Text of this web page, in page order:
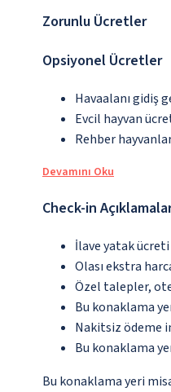
Zorunlu Ücretler
Opsiyonel Ücretler
Havaalanı gidiş
Evcil hayvan
Rehber
Devamını Oku
Check-in
İlave yatak
Olası ekstra
Özel talepler,
Bu konaklama
Nakitsiz ödeme
Bu konaklama
Bu konaklama yeri